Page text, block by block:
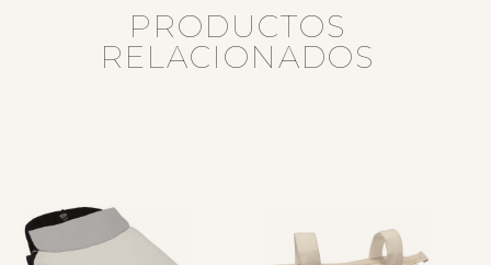
PRODUCTOS
RELACIONADOS